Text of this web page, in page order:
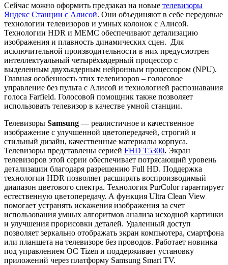
Сейчас можно оформить предзаказ на новые телевизоры
Яндекс Станции с Алисой. Они объединяют в себе передовые
технологии телевизоров и умных колонок с Алисой.
Технологии HDR и MEMC обеспечивают детализацию
изображения и плавность динамических сцен. Для
исключительной производительности в них предусмотрен
интеллектуальный четырёхъядерный процессор с
выделенным двухъядерным нейронным процессором (NPU).
Главная особенность этих телевизоров – голосовое
управление без пульта с Алисой и технологией распознавания
голоса Farfield. Голосовой помощник также позволяет
использовать телевизор в качестве умной станции.
Телевизоры Samsung — реалистичное и качественное
изображение с улучшенной цветопередачей, строгий и
стильный дизайн, качественные материалы корпуса.
Телевизоры представлены серией FHD T5300. Экран
телевизоров этой серии обеспечивает потрясающий уровень
детализации благодаря разрешению Full HD. Поддержка
технологии HDR позволяет расширять воспроизводимый
диапазон цветового спектра. Технология PurColor гарантирует
естественную цветопередачу. А функция Ultra Clean View
помогает устранять искажения изображения за счет
использования умных алгоритмов анализа исходной картинки
и улучшения прорисовки деталей. Удаленный доступ
позволяет зеркально отображать экран компьютера, смартфона
или планшета на телевизоре без проводов. Работает новинка
под управлением ОС Tizen и поддерживает установку
приложений через платформу Samsung Smart TV.